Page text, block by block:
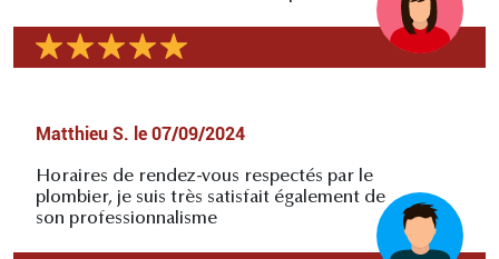
Matthieu S. le 07/09/2024
Horaires de rendez-vous respectés par le
plombier, je suis très satisfait également de
son professionnalisme